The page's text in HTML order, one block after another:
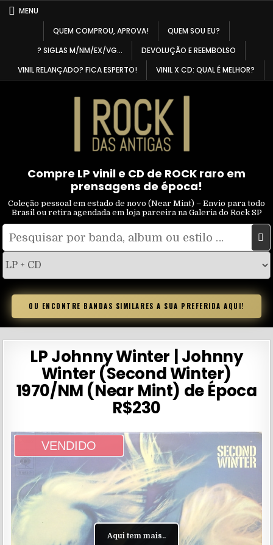
SkipMENU
QUEM COMPROU, APROVA!
QUEM SOU EU?
? SIGLAS M/NM/EX/VG…
DEVOLUÇÃO E REEMBOLSO
VINIL RELANÇADO? FICA ESPERTO!
VINIL X CD: QUAL É MELHOR?
Compre LP vinil e CD de ROCK raro em
prensagens de época!
Coleção pessoal em estado de novo (Near Mint) – Envio para todo
Brasil ou retira agendada em loja parceira na Galeria do Rock SP
Pesquisar
tipo
OU ENCONTRE BANDAS SIMILARES A SUA PREFERIDA AQUI!
LP Johnny Winter | Johnny
Winter (Second Winter)
1970/NM (Near Mint) de Época
R$230
VENDIDO
Aqui tem mais..